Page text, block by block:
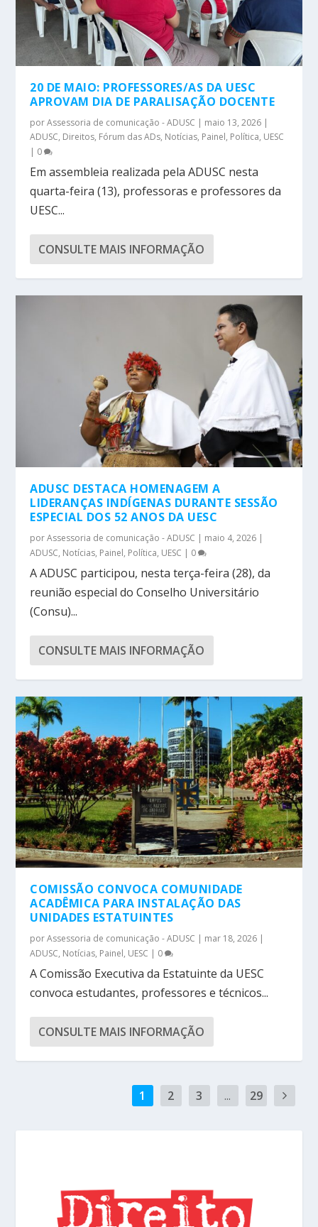
20 DE MAIO: PROFESSORES/AS DA UESC
APROVAM DIA DE PARALISAÇÃO DOCENTE
porAssessoria de comunicação - ADUSC | maio 13, 2026 |
ADUSC, Direitos, Fórum das ADs, Notícias, Painel, Política, UESC
| 0
Em assembleia realizada pela ADUSC nesta
quarta-feira (13), professoras e professores da
UESC...
CONSULTE MAIS INFORMAÇÃO
ADUSC DESTACA HOMENAGEM A
LIDERANÇAS INDÍGENAS DURANTE SESSÃO
ESPECIAL DOS 52 ANOS DA UESC
porAssessoria de comunicação - ADUSC | maio 4, 2026 |
ADUSC, Notícias, Painel, Política, UESC | 0
A ADUSC participou, nesta terça-feira (28), da
reunião especial do Conselho Universitário
(Consu)...
CONSULTE MAIS INFORMAÇÃO
COMISSÃO CONVOCA COMUNIDADE
ACADÊMICA PARA INSTALAÇÃO DAS
UNIDADES ESTATUINTES
porAssessoria de comunicação - ADUSC | mar 18, 2026 |
ADUSC, Notícias, Painel, UESC | 0
A Comissão Executiva da Estatuinte da UESC
convoca estudantes, professores e técnicos...
CONSULTE MAIS INFORMAÇÃO
1 2 3 ... 29